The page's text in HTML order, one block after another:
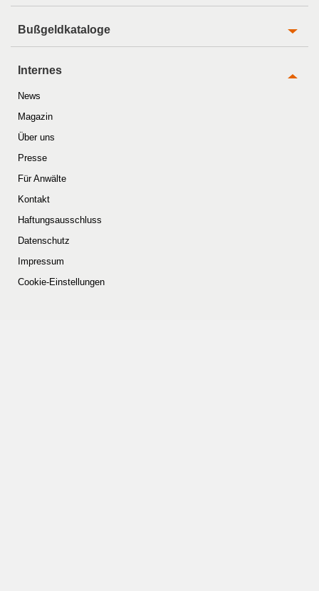
Bußgeldkataloge
Internes
News
Magazin
Über uns
Presse
Für Anwälte
Kontakt
Haftungsausschluss
Datenschutz
Impressum
Cookie-Einstellungen